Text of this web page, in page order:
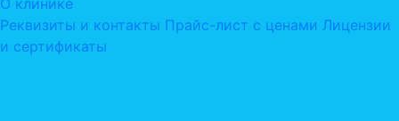
О клинике
Реквизиты и контакты Прайс-лист с ценами Лицензии
и сертификаты